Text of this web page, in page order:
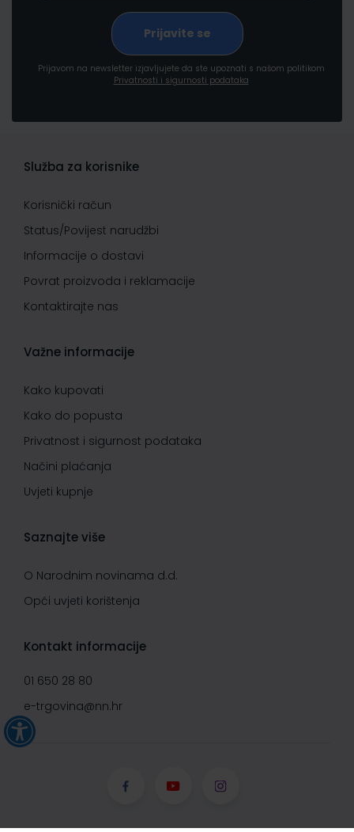
Prijavom na newsletter izjavljujete da ste upoznati s našom politikom
Privatnosti i sigurnosti podataka
Služba za korisnike
Korisnički račun
Status/Povijest narudžbi
Informacije o dostavi
Povrat proizvoda i reklamacije
Kontaktirajte nas
Važne informacije
Kako kupovati
Kako do popusta
Privatnost i sigurnost podataka
Načini plaćanja
Uvjeti kupnje
Saznajte više
O Narodnim novinama d.d.
Opći uvjeti korištenja
Kontakt informacije
01 650 28 80
e-trgovina@nn.hr